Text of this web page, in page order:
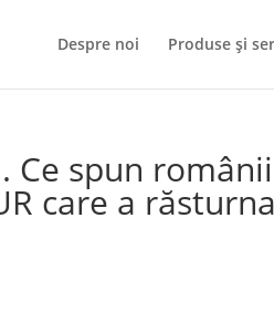
Despre noi Produse și
Ce spun
care a